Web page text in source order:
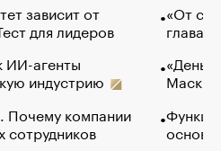
зависит от
для лидеров
ИИ-агенты
индустрию
Почему компании
сотрудников
«От
глава
Маск в
основ